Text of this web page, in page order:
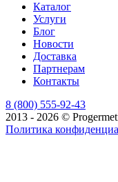
Каталог
Услуги
Блог
Новости
Доставка
Партнерам
Контакты
8 (800) 555-92-43
2013 - 2026 ©
Политика